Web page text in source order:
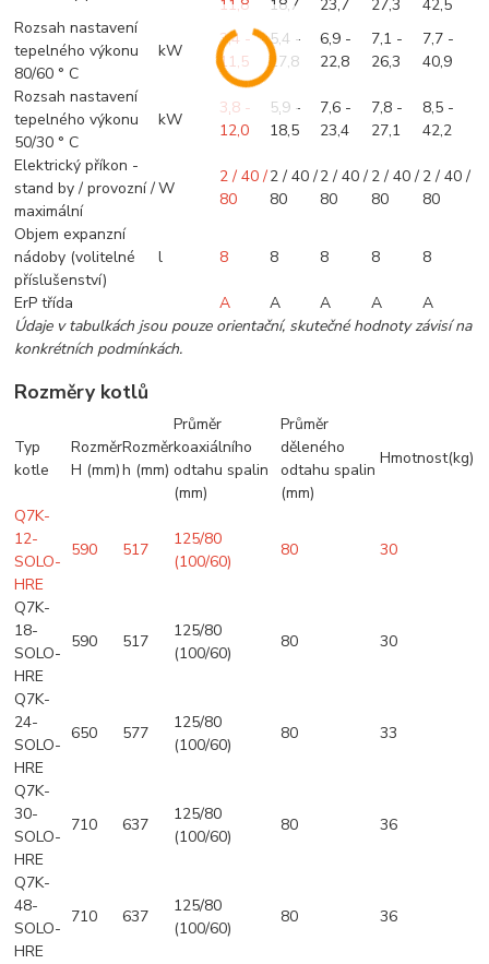
11,8 18,7 23,7 27,3
42,5
Rozsah nastavení
tepelného výkonu
80/60 ° C
kW
3,4 -
11,5
5,4 -
17,8
6,9 -
22,8
7,1 -
26,3
7,7 -
40,9
Rozsah nastavení
tepelného výkonu
50/30 ° C
kW
3,8 -
12,0
5,9 -
18,5
7,6 -
23,4
7,8 -
27,1
8,5 -
42,2
Elektrický příkon -
stand by / provozní /
maximální
W
2 / 40 /
80
2 / 40 /
80
2 / 40 /
80
2 / 40 /
80
2 / 40 /
80
Objem expanzní
nádoby (volitelné
příslušenství)
l 8 8 8 8 8
ErP třída A A A A
A
Údaje v tabulkách jsou pouze orientační, skutečné hodnoty závisí na
konkrétních podmínkách.
Rozměry kotlů
Typ
kotle
Rozměr
H (mm)
Rozměr
h (mm)
Průměr
koaxiálního
odtahu spalin
(mm)
Průměr
děleného
odtahu spalin
(mm)
Hmotnost(kg)
Q7K-
12-
SOLO-
HRE
590 517
125/80
(100/60)
80 30
Q7K-
18-
SOLO-
HRE
590 517
125/80
(100/60)
80 30
Q7K-
24-
SOLO-
HRE
650 577
125/80
(100/60)
80 33
Q7K-
30-
SOLO-
HRE
710 637
125/80
(100/60)
80 36
Q7K-
48-
SOLO-
HRE
710 637
125/80
(100/60)
80 36